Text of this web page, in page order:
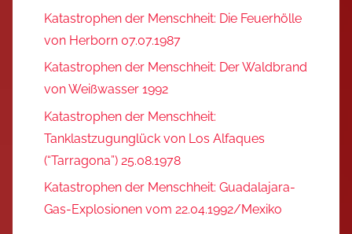
Katastrophen der Menschheit: Die Feuerhölle
von Herborn 07.07.1987
Katastrophen der Menschheit: Der Waldbrand
von Weißwasser 1992
Katastrophen der Menschheit:
Tanklastzugunglück von Los Alfaques
(“Tarragona”) 25.08.1978
Katastrophen der Menschheit: Guadalajara-
Gas-Explosionen vom 22.04.1992/Mexiko